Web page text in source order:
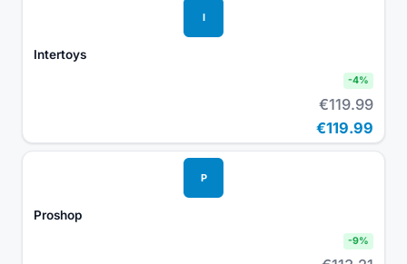
I
Intertoys
-4%
€119.99
€119.99
P
Proshop
-9%